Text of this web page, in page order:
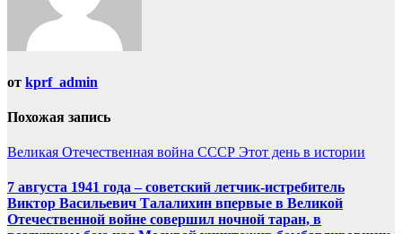
от kprf_admin
Похожая запись
Великая Отечественная война СССР Этот день в истории
7 августа 1941 года – советский летчик-истребитель
Виктор Васильевич Талалихин впервые в Великой
Отечественной войне совершил ночной таран, в